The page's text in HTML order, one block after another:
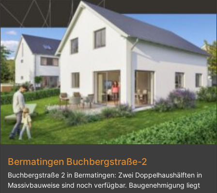
Bermatingen Buchbergstraße-2
Buchbergstraße 2 in Bermatingen: Zwei Doppelhaushälften in
Massivbauweise sind noch verfügbar. Baugenehmigung liegt